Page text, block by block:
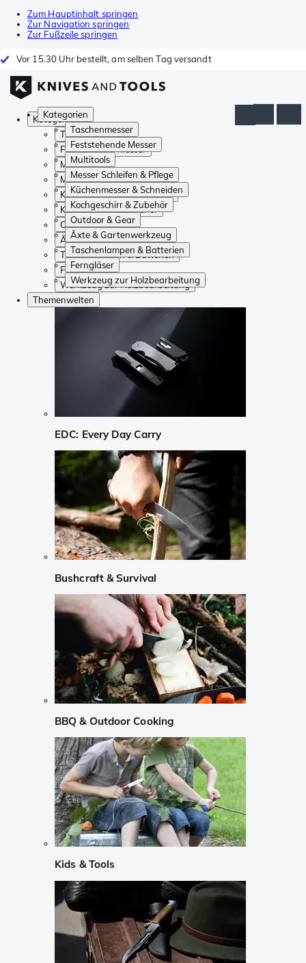
Zum Hauptinhalt springen
Zur Navigation springen
Zur Fußzeile springen
Vor 15.30 Uhr bestellt, am selben Tag versandt
Kategorien
Taschenmesser
Feststehende Messer
Multitools
Messer Schleifen & Pflege
Küchenmesser & Schneiden
Kochgeschirr & Zubehör
Outdoor & Gear
Äxte & Gartenwerkzeug
Taschenlampen & Batterien
Ferngläser
Werkzeug zur Holzbearbeitung
Kategorien
Taschenmesser
Feststehende Messer
Multitools
Messer Schleifen & Pflege
Küchenmesser & Schneiden
Kochgeschirr & Zubehör
Outdoor & Gear
Äxte & Gartenwerkzeug
Taschenlampen & Batterien
Ferngläser
Werkzeug zur Holzbearbeitung
Themenwelten
EDC: Every Day Carry
Bushcraft & Survival
BBQ & Outdoor Cooking
Kids & Tools